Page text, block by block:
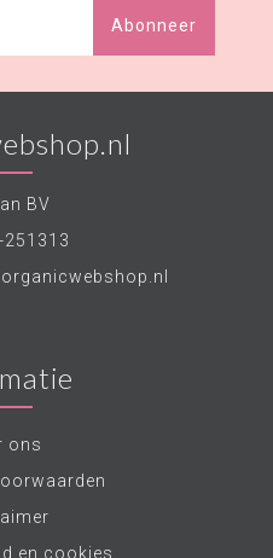
Abonneer
BV
251313
ons
en cookies